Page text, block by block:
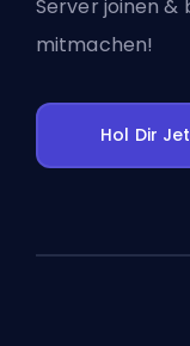
Server joinen &
mitmachen!
Hol Dir